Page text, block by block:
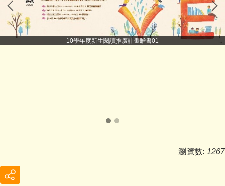
10學年度新生閱讀推廣計畫贈書01
瀏覽數: 1267